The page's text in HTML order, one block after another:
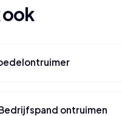
ontruimen